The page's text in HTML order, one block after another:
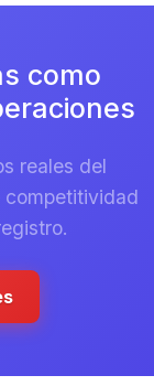
como
reales del
competitividad